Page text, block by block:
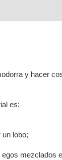
y hacer
es:
lobo;
mezclados